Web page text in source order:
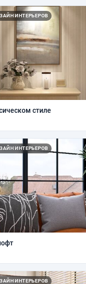
ИНТЕРЬЕРОВ
стиле
ИНТЕРЬЕРОВ
ИНТЕРЬЕРОВ